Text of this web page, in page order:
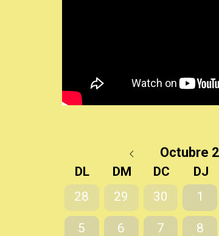
Octubre
DL DM DC DJ
28
29 30 1
5 6 7 8